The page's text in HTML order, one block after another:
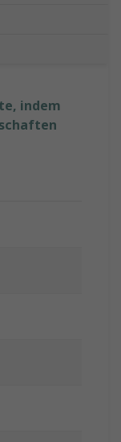
indem